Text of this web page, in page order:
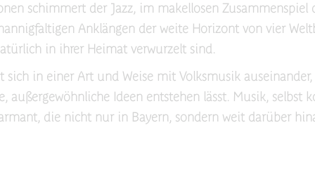
schimmert der Jazz, im makellosen Zusammenspiel
Anklängen der weite Horizont von vier
in ihrer Heimat verwurzelt sind.
sich in einer Art und Weise mit Volksmusik auseinander,
außergewöhnliche Ideen entstehen lässt. Musik, selbst
die nicht nur in Bayern, sondern weit darüber